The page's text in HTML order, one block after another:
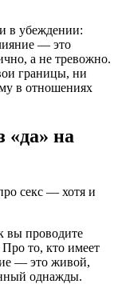
в убеждении:
— это
а не тревожно.
границы, ни
в отношениях
«да» на
секс — хотя и
вы проводите
то, кто имеет
— это живой,
однажды.